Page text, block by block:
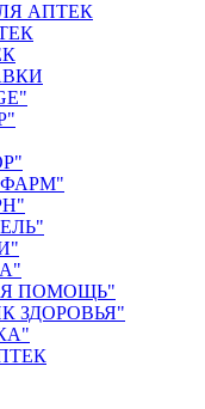
АПТЕК
ПОМОЩЬ"
ЗДОРОВЬЯ"